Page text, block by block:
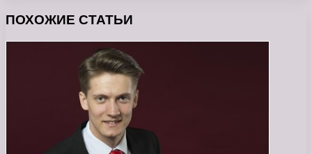
ПОХОЖИЕ СТАТЬИ